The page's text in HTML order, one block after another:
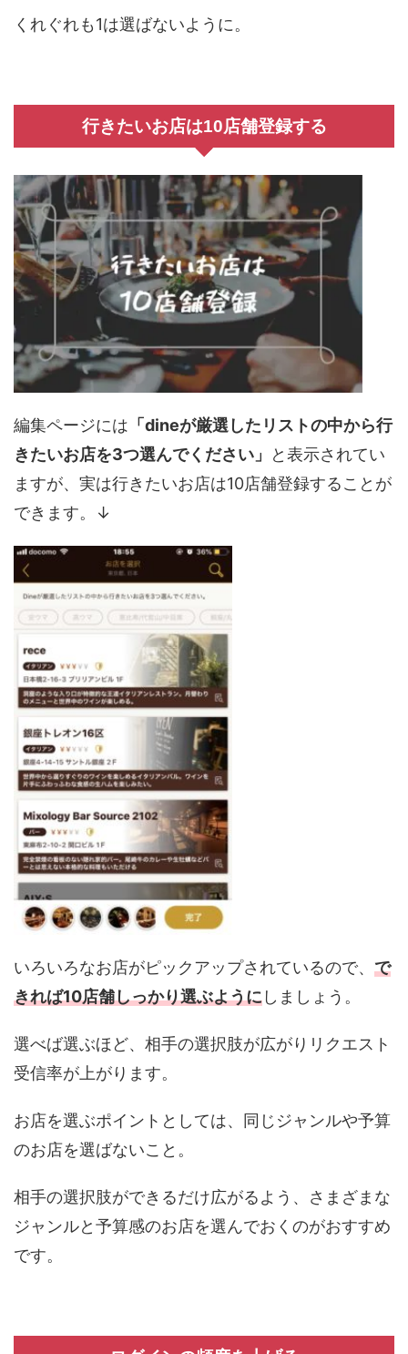
くれぐれも1は選ばないように。
行きたいお店は10店舗登録する
編集ページには 「dineが厳選したリストの中から行
きたいお店を3つ選んでください」
と表示されてい
ますが、実は行きたいお店は10店舗登録することが
できます。↓
いろいろなお店がピックアップされているので、 で
きれば10店舗しっかり選ぶようにしましょう。
選べば選ぶほど、相手の選択肢が広がりリクエスト
受信率が上がります。
お店を選ぶポイントとしては、同じジャンルや予算
のお店を選ばないこと。
相手の選択肢ができるだけ広がるよう、さまざまな
ジャンルと予算感のお店を選んでおくのがおすすめ
です。